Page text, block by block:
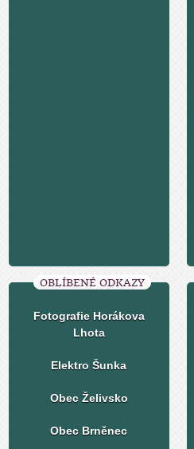
OBLÍBENÉ ODKAZY
Fotografie Horákova
Lhota
Elektro Šunka
Obec Želivsko
Obec Brněnec